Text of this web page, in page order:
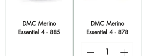
DMC Merino
Essentiel 4 - 885
DMC Merino
Essentiel 4 - 878